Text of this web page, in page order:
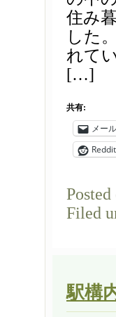
住み
した
れて
[…]
共有:
メー
Reddit
Posted
Filed
駅構